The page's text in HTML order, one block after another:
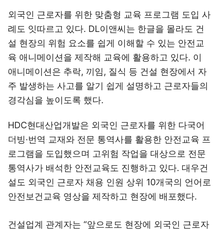
외국인 근로자를 위한 맞춤형 교육 프로그램 도입 사
례도 잇따르고 있다. DL이앤씨는 한글을 몰라도 건
설 현장의 위험 요소를 쉽게 이해할 수 있는 안전교
육 애니메이션을 제작해 교육에 활용하고 있다. 이
애니메이션은 추락, 끼임, 질식 등 건설 현장에서 자
주 발생하는 사고를 알기 쉽게 설명하고 근로자들의
경각심을 높이도록 했다.
HDC현대산업개발은 외국인 근로자를 위한 다국어
더빙·번역 교재와 전문 통역사를 활용한 안전교육 프
로그램을 도입했으며 고위험 작업을 대상으로 전문
통역사가 배석한 안전교육도 진행하고 있다. 대우건
설도 외국인 근로자 채용 인원 상위 10개국의 언어로
안전보건교육 영상을 제작하고 현장에 배포했다.
건설업계 관계자는 “앞으로도 현장에 외국인 근로자